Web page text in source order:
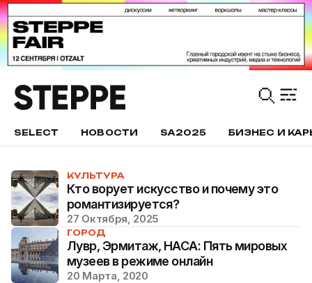
SELECT НОВОСТИ SA2025 БИЗНЕС И
КУЛЬТУРА
Кто ворует искусство и почему это
романтизируется?
27 Октября, 2025
ГОРОД
Лувр, Эрмитаж, НАСА: Пять мировых
музеев в режиме онлайн
20 Марта, 2020